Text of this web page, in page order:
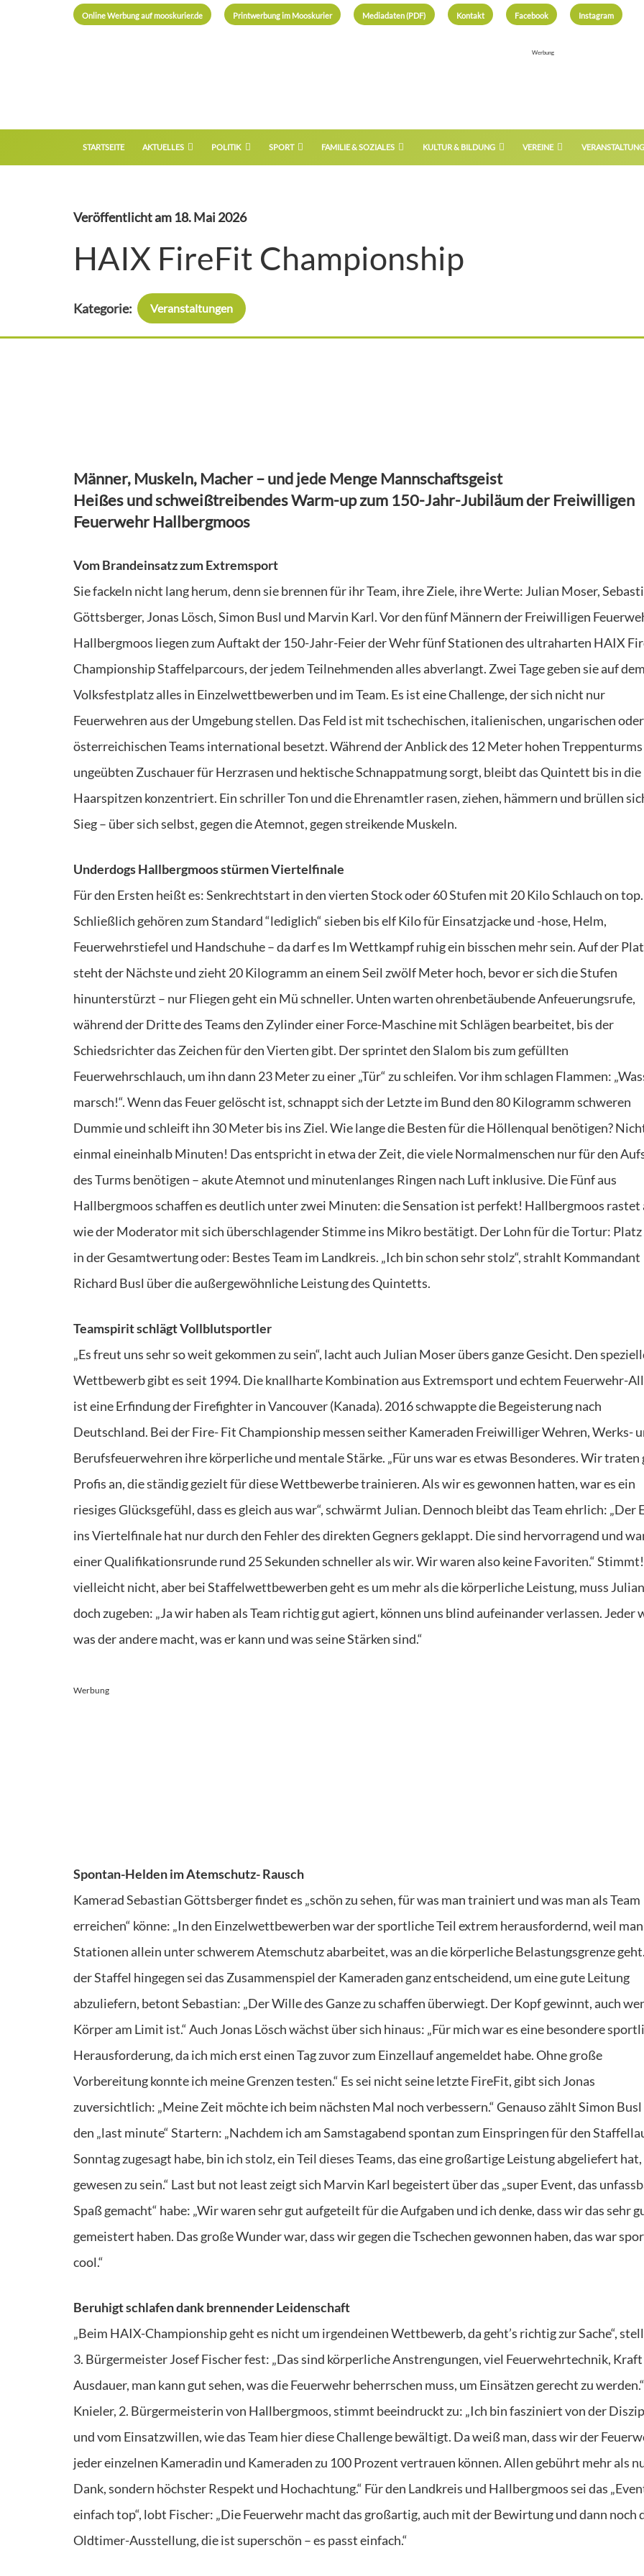
Online Werbung auf mooskurier.de Printwerbung im Mooskurier Mediadaten (PDF) Kontakt Facebook Instagram
Werbung
STARTSEITE AKTUELLES POLITIK SPORT FAMILIE & SOZIALES KULTUR & BILDUNG VEREINE
Veröffentlicht am 18. Mai 2026
HAIX FireFit Championship
Kategorie: Veranstaltungen
Männer, Muskeln, Macher – und jede Menge Mannschaftsgeist
Heißes und schweißtreibendes Warm-up zum 150-Jahr-Jubiläum der Freiwilligen
Feuerwehr Hallbergmoos
Vom Brandeinsatz zum Extremsport
Sie fackeln nicht lang herum, denn sie brennen für ihr Team, ihre Ziele, ihre Werte: Julian Moser,
Göttsberger, Jonas Lösch, Simon Busl und Marvin Karl. Vor den fünf Männern der Freiwilligen
Hallbergmoos liegen zum Auftakt der 150-Jahr-Feier der Wehr fünf Stationen des ultraharten HAIX
Championship Staffelparcours, der jedem Teilnehmenden alles abverlangt. Zwei Tage geben sie auf dem
Volksfestplatz alles in Einzelwettbewerben und im Team. Es ist eine Challenge, der sich nicht nur
Feuerwehren aus der Umgebung stellen. Das Feld ist mit tschechischen, italienischen, ungarischen oder
österreichischen Teams international besetzt. Während der Anblick des 12 Meter hohen
ungeübten Zuschauer für Herzrasen und hektische Schnappatmung sorgt, bleibt das Quintett bis in die
Haarspitzen konzentriert. Ein schriller Ton und die Ehrenamtler rasen, ziehen, hämmern und brüllen
Sieg – über sich selbst, gegen die Atemnot, gegen streikende Muskeln.
Underdogs Hallbergmoos stürmen Viertelfinale
Für den Ersten heißt es: Senkrechtstart in den vierten Stock oder 60 Stufen mit 20 Kilo Schlauch on top.
Schließlich gehören zum Standard “lediglich“ sieben bis elf Kilo für Einsatzjacke und -hose, Helm,
Feuerwehrstiefel und Handschuhe – da darf es Im Wettkampf ruhig ein bisschen mehr sein. Auf der
steht der Nächste und zieht 20 Kilogramm an einem Seil zwölf Meter hoch, bevor er sich die Stufen
hinunterstürzt – nur Fliegen geht ein Mü schneller. Unten warten ohrenbetäubende Anfeuerungsrufe,
während der Dritte des Teams den Zylinder einer Force-Maschine mit Schlägen bearbeitet, bis der
Schiedsrichter das Zeichen für den Vierten gibt. Der sprintet den Slalom bis zum gefüllten
Feuerwehrschlauch, um ihn dann 23 Meter zu einer „Tür“ zu schleifen. Vor ihm schlagen Flammen:
marsch!“. Wenn das Feuer gelöscht ist, schnappt sich der Letzte im Bund den 80 Kilogramm schweren
Dummie und schleift ihn 30 Meter bis ins Ziel. Wie lange die Besten für die Höllenqual benötigen?
einmal eineinhalb Minuten! Das entspricht in etwa der Zeit, die viele Normalmenschen nur für den
des Turms benötigen – akute Atemnot und minutenlanges Ringen nach Luft inklusive. Die Fünf aus
Hallbergmoos schaffen es deutlich unter zwei Minuten: die Sensation ist perfekt! Hallbergmoos rastet
wie der Moderator mit sich überschlagender Stimme ins Mikro bestätigt. Der Lohn für die Tortur:
in der Gesamtwertung oder: Bestes Team im Landkreis. „Ich bin schon sehr stolz“, strahlt Kommandant
Richard Busl über die außergewöhnliche Leistung des Quintetts.
Teamspirit schlägt Vollblutsportler
„Es freut uns sehr so weit gekommen zu sein“, lacht auch Julian Moser übers ganze Gesicht. Den
Wettbewerb gibt es seit 1994. Die knallharte Kombination aus Extremsport und echtem Feuerwehr-
ist eine Erfindung der Firefighter in Vancouver (Kanada). 2016 schwappte die Begeisterung nach
Deutschland. Bei der Fire- Fit Championship messen seither Kameraden Freiwilliger Wehren, Werks-
Berufsfeuerwehren ihre körperliche und mentale Stärke. „Für uns war es etwas Besonderes. Wir traten
Profis an, die ständig gezielt für diese Wettbewerbe trainieren. Als wir es gewonnen hatten, war es ein
riesiges Glücksgefühl, dass es gleich aus war“, schwärmt Julian. Dennoch bleibt das Team ehrlich: „Der
ins Viertelfinale hat nur durch den Fehler des direkten Gegners geklappt. Die sind hervorragend und
einer Qualifikationsrunde rund 25 Sekunden schneller als wir. Wir waren also keine Favoriten.“
vielleicht nicht, aber bei Staffelwettbewerben geht es um mehr als die körperliche Leistung, muss
doch zugeben: „Ja wir haben als Team richtig gut agiert, können uns blind aufeinander verlassen. Jeder
was der andere macht, was er kann und was seine Stärken sind.“
Werbung
Spontan-Helden im Atemschutz- Rausch
Kamerad Sebastian Göttsberger findet es „schön zu sehen, für was man trainiert und was man als Team
erreichen“ könne: „In den Einzelwettbewerben war der sportliche Teil extrem herausfordernd, weil
Stationen allein unter schwerem Atemschutz abarbeitet, was an die körperliche Belastungsgrenze
der Staffel hingegen sei das Zusammenspiel der Kameraden ganz entscheidend, um eine gute Leitung
abzuliefern, betont Sebastian: „Der Wille des Ganze zu schaffen überwiegt. Der Kopf gewinnt, auch
Körper am Limit ist.“ Auch Jonas Lösch wächst über sich hinaus: „Für mich war es eine besondere
Herausforderung, da ich mich erst einen Tag zuvor zum Einzellauf angemeldet habe. Ohne große
Vorbereitung konnte ich meine Grenzen testen.“ Es sei nicht seine letzte FireFit, gibt sich Jonas
zuversichtlich: „Meine Zeit möchte ich beim nächsten Mal noch verbessern.“ Genauso zählt Simon Busl
den „last minute“ Startern: „Nachdem ich am Samstagabend spontan zum Einspringen für den
Sonntag zugesagt habe, bin ich stolz, ein Teil dieses Teams, das eine großartige Leistung abgeliefert hat,
gewesen zu sein.“ Last but not least zeigt sich Marvin Karl begeistert über das „super Event, das
Spaß gemacht“ habe: „Wir waren sehr gut aufgeteilt für die Aufgaben und ich denke, dass wir das sehr
gemeistert haben. Das große Wunder war, dass wir gegen die Tschechen gewonnen haben, das war
cool.“
Beruhigt schlafen dank brennender Leidenschaft
„Beim HAIX-Championship geht es nicht um irgendeinen Wettbewerb, da geht’s richtig zur Sache“,
3. Bürgermeister Josef Fischer fest: „Das sind körperliche Anstrengungen, viel Feuerwehrtechnik,
Ausdauer, man kann gut sehen, was die Feuerwehr beherrschen muss, um Einsätzen gerecht zu
Knieler, 2. Bürgermeisterin von Hallbergmoos, stimmt beeindruckt zu: „Ich bin fasziniert von der
und vom Einsatzwillen, wie das Team hier diese Challenge bewältigt. Da weiß man, dass wir der
jeder einzelnen Kameradin und Kameraden zu 100 Prozent vertrauen können. Allen gebührt mehr als
Dank, sondern höchster Respekt und Hochachtung.“ Für den Landkreis und Hallbergmoos sei das
einfach top“, lobt Fischer: „Die Feuerwehr macht das großartig, auch mit der Bewirtung und dann noch
Oldtimer-Ausstellung, die ist superschön – es passt einfach.“